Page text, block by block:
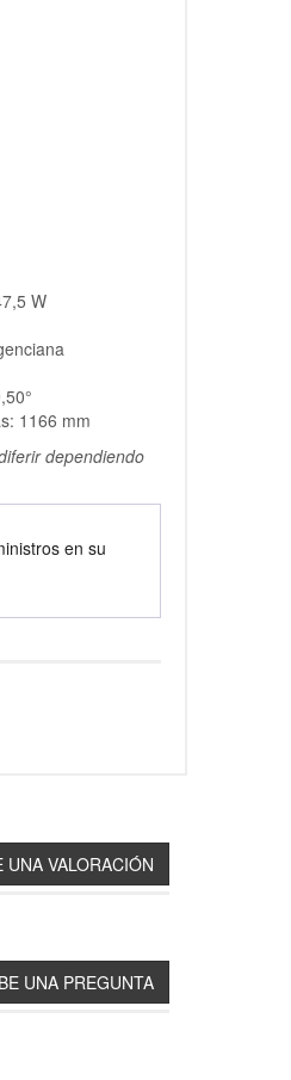
W
1166 mm
dependiendo
en su